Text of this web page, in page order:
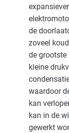
de
zoveel
de
kleine
waardoor
kan
kan in de
gewerkt